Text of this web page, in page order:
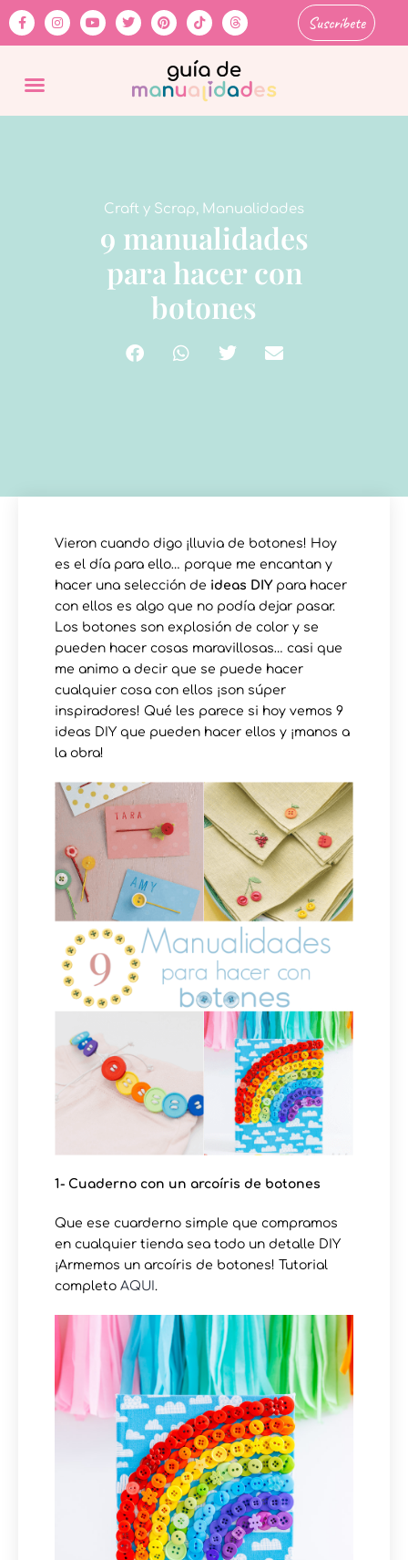
Suscríbete
Craft y Scrap, Manualidades
9 manualidades
para hacer con
botones
Vieron cuando digo ¡lluvia de botones! Hoy
es el día para ello… porque me encantan y
hacer una selección de ideas DIY para hacer
con ellos es algo que no podía dejar pasar.
Los botones son explosión de color y se
pueden hacer cosas maravillosas… casi que
me animo a decir que se puede hacer
cualquier cosa con ellos ¡son súper
inspiradores! Qué les parece si hoy vemos 9
ideas DIY que pueden hacer ellos y ¡manos a
la obra!
1- Cuaderno con un arcoíris de botones
Que ese cuarderno simple que compramos
en cualquier tienda sea todo un detalle DIY
¡Armemos un arcoíris de botones! Tutorial
completo AQUI .